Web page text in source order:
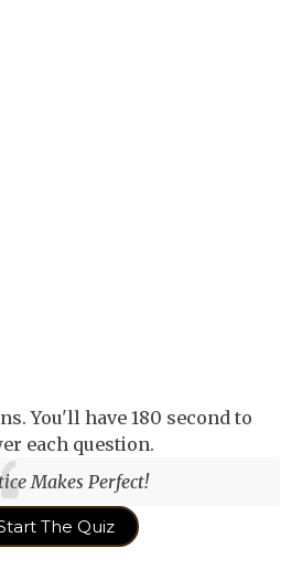
You'll have 180 second to
each question.
Makes Perfect!
The Quiz